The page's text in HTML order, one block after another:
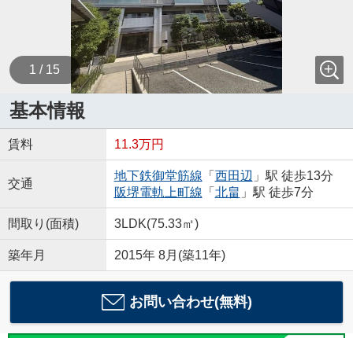
1 / 15
基本情報
賃料 11.3万円
交通
地下鉄御堂筋線 「 西田辺 」駅 徒歩13分
阪堺電軌上町線 「 北畠 」駅 徒歩7分
間取り(面積) 3LDK(75.33㎡)
築年月 2015年 8月(築11年)
お問い合わせ(無料)